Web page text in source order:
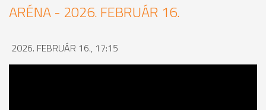
ARÉNA - 2026. FEBRUÁR 16.
2026. FEBRUÁR 16., 17:15